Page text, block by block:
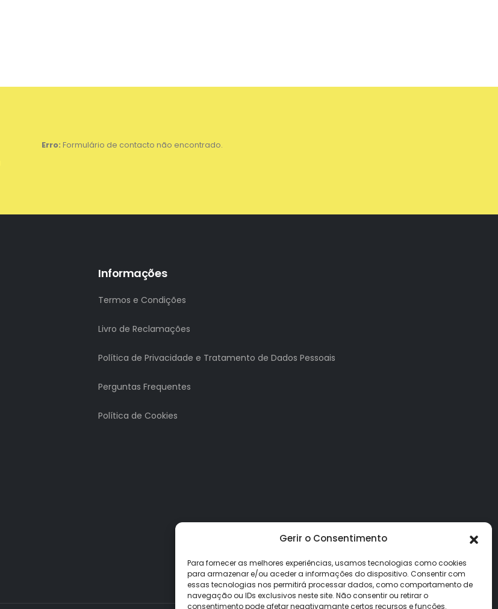
Gerir o Consentimento
Para fornecer as melhores experiências, usamos tecnologias como cookies
para armazenar e/ou aceder a informações do dispositivo. Consentir com
essas tecnologias nos permitirá processar dados, como comportamento de
navegação ou IDs exclusivos neste site. Não consentir ou retirar o
consentimento pode afetar negativamante certos recursos e funções.
Erro: Formulário de contacto não encontrado.
Informações
Termos e Condições
Livro de Reclamações
Política de Privacidade e Tratamento de Dados Pessoais
Perguntas Frequentes
Política de Cookies